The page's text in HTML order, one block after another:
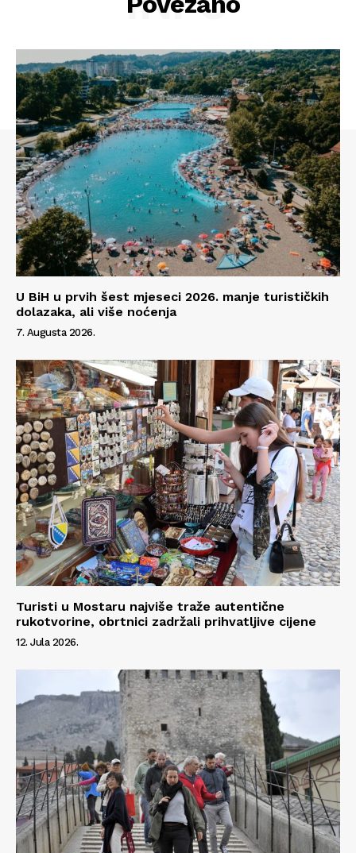
Info
O nama
Kontakt
Impressum
U BiH u prvih šest mjeseci 2026. manje turističkih
dolazaka, ali više noćenja
7. Augusta 2026.
Turisti u Mostaru najviše traže autentične
rukotvorine, obrtnici zadržali prihvatljive cijene
12. Jula 2026.